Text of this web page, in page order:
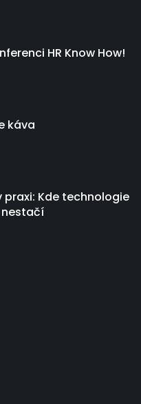
HR Know How!
káva
praxi: Kde technologie